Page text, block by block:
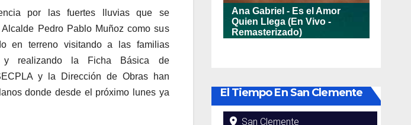
por las fuertes lluvias que se
Pedro Pablo Muñoz como sus
en terreno visitando a las familias
y realizando la Ficha Básica de
y la Dirección de Obras han
donde desde el próximo lunes ya
El Tiempo En San Clemente